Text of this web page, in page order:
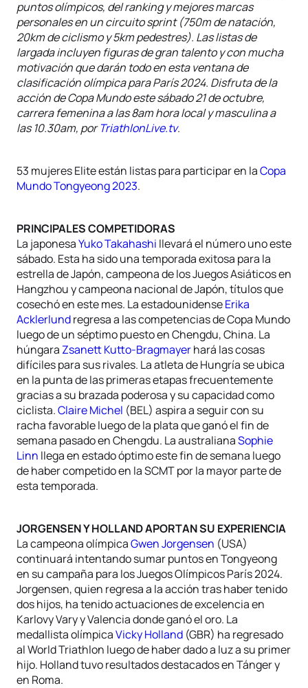
puntos olímpicos, del ranking y mejores marcas
personales en un circuito sprint (750m de natación,
20km de ciclismo y 5km pedestres). Las listas de
largada incluyen figuras de gran talento y con mucha
motivación que darán todo en esta ventana de
clasificación olímpica para París 2024. Disfruta de la
acción de Copa Mundo este sábado 21 de octubre,
carrera femenina a las 8am hora local y masculina a
las 10.30am, porTriathlonLive.tv.
53 mujeres Elite están listas para participar en laCopa
Mundo Tongyeong 2023.
PRINCIPALES COMPETIDORAS
La japonesaYuko Takahashi llevará el número uno este
sábado. Esta ha sido una temporada exitosa para la
estrella de Japón, campeona de los Juegos Asiáticos en
Hangzhou y campeona nacional de Japón, títulos que
cosechó en este mes. La estadounidenseErika
Acklerlundregresa a las competencias de Copa Mundo
luego de un séptimo puesto en Chengdu, China. La
húngara Zsanett Kutto-Bragmayerhará las cosas
difíciles para sus rivales. La atleta de Hungría se ubica
en la punta de las primeras etapas frecuentemente
gracias a su brazada poderosa y su capacidad como
ciclista.Claire Michel (BEL) aspira a seguir con su
racha favorable luego de la plata que ganó el fin de
semana pasado en Chengdu. La australianaSophie
Linn llega en estado óptimo este fin de semana luego
de haber competido en la SCMT por la mayor parte de
esta temporada.
JORGENSEN Y HOLLAND APORTAN SU EXPERIENCIA
La campeona olímpicaGwen Jorgensen (USA)
continuará intentando sumar puntos en Tongyeong
en su campaña para los Juegos Olímpicos París 2024.
Jorgensen, quien regresa a la acción tras haber tenido
dos hijos, ha tenido actuaciones de excelencia en
Karlovy Vary y Valencia donde ganó el oro. La
medallista olímpicaVicky Holland (GBR) ha regresado
al World Triathlon luego de haber dado a luz a su primer
hijo. Holland tuvo resultados destacados en Tánger y
en Roma.